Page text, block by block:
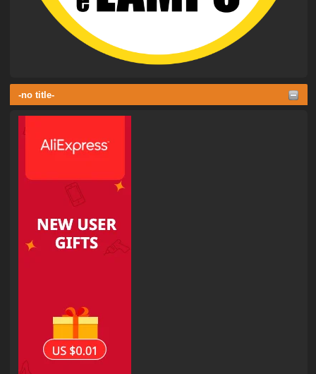
-no title-